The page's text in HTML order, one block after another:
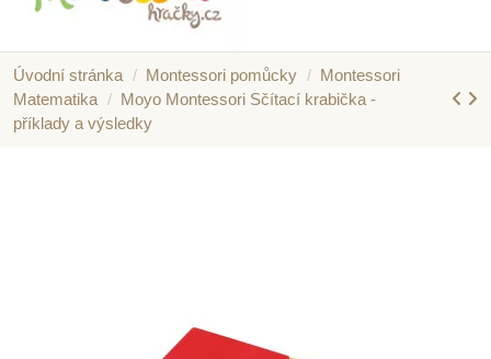
Úvodní stránka Montessori pomůcky
Montessori
Matematika
Moyo Montessori Sčítací krabička -
příklady a výsledky